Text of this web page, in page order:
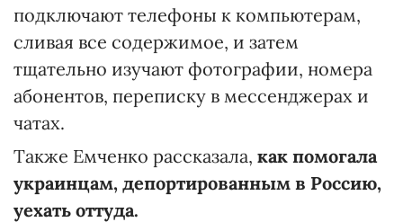
подключают телефоны к компьютерам,
сливая все содержимое, и затем
тщательно изучают фотографии, номера
абонентов, переписку в мессенджерах и
чатах.
Также Емченко рассказала, как помогала
украинцам, депортированным в Россию,
уехать оттуда.